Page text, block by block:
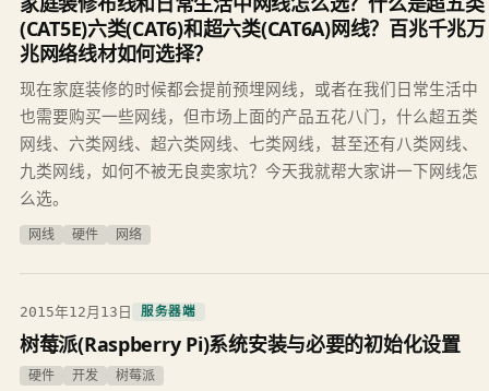
(CAT5E)六类(CAT6)和超六类(CAT6A)网线？百兆千兆万
兆网络线材如何选择？
现在家庭装修的时候都会提前预埋网线，或者在我们日常生活中
也需要购买一些网线，但市场上面的产品五花八门，什么超五类
网线、六类网线、超六类网线、七类网线，甚至还有八类网线、
九类网线，如何不被无良卖家坑？今天我就帮大家讲一下网线怎
么选。
网线 硬件 网络
2015年12月13日 服务器端
树莓派(Raspberry Pi)系统安装与必要的初始化设置
硬件 开发 树莓派